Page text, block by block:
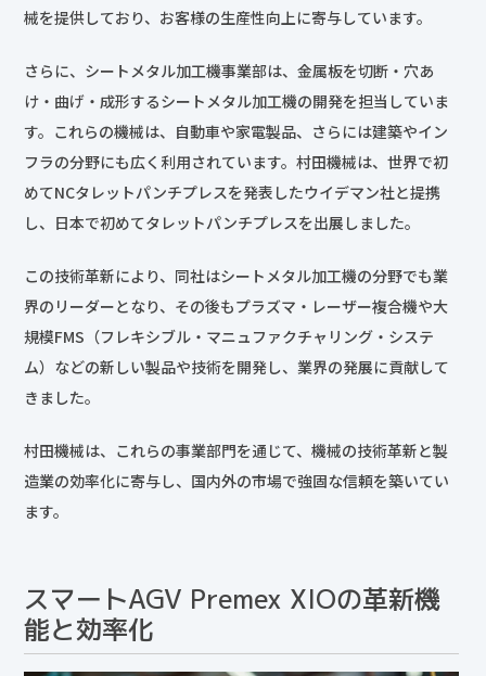
械を提供しており、お客様の生産性向上に寄与しています。
さらに、シートメタル加工機事業部は、金属板を切断・穴あ
け・曲げ・成形するシートメタル加工機の開発を担当していま
す。これらの機械は、自動車や家電製品、さらには建築やイン
フラの分野にも広く利用されています。村田機械は、世界で初
めてNCタレットパンチプレスを発表したウイデマン社と提携
し、日本で初めてタレットパンチプレスを出展しました。
この技術革新により、同社はシートメタル加工機の分野でも業
界のリーダーとなり、その後もプラズマ・レーザー複合機や大
規模FMS（フレキシブル・マニュファクチャリング・システ
ム）などの新しい製品や技術を開発し、業界の発展に貢献して
きました。
村田機械は、これらの事業部門を通じて、機械の技術革新と製
造業の効率化に寄与し、国内外の市場で強固な信頼を築いてい
ます。
スマートAGV Premex XIOの革新機
能と効率化